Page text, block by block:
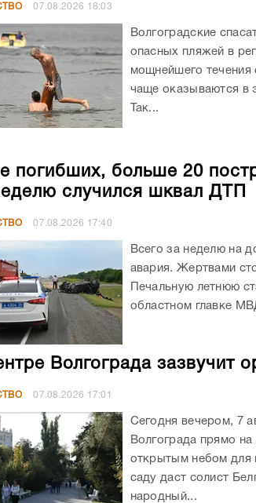
07.08.2026 18:03
Волгоградские
опасных пляжей в
мощнейшего
чаще оказываются в
Так...
погибших, больше 20
случился шквал ДТП
07.08.2026 17:40
Всего за неделю на
авария. Жертвами
Печальную летнюю
областном главке
Волгограда зазвучит
07.08.2026 17:01
Сегодня вечером, 7
Волгограда прямо
открытым небом
саду даст солист
народный...